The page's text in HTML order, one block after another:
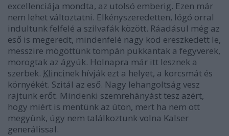
excellenciája mondta, az utolsó emberig. Ezen már
nem lehet változtatni. Elkényszeredetten, lógó orral
indultunk felfelé a szilvafák között. Ráadásul még az
eső is megeredt, mindenfelé nagy köd ereszkedett le,
messzire mögöttünk tompán pukkantak a fegyverek,
morogtak az ágyúk. Holnapra már itt lesznek a
szerbek. Klincinek hívják ezt a helyet, a korcsmát és
környékét. Szitál az eső. Nagy lehangoltság vesz
rajtunk erőt. Mindenki szemrehányást tesz azért,
hogy miért is mentünk az úton, mert ha nem ott
megyünk, úgy nem találkoztunk volna Kalser
generálissal.